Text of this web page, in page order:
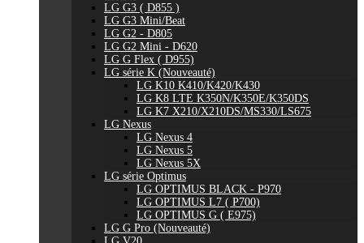
LG G3 ( D855 )
LG G3 Mini/Beat
LG G2 - D805
LG G2 Mini - D620
LG G Flex ( D955)
LG série K (Nouveauté)
LG K10 K410/K420/K430
LG K8 LTE K350N/K350E/K350DS
LG K7 X210/X210DS/MS330/LS675
LG Nexus
LG Nexus 4
LG Nexus 5
LG Nexus 5X
LG série Optimus
LG OPTIMUS BLACK - P970
LG OPTIMUS L7 ( P700)
LG OPTIMUS G ( E975)
LG G Pro (Nouveauté)